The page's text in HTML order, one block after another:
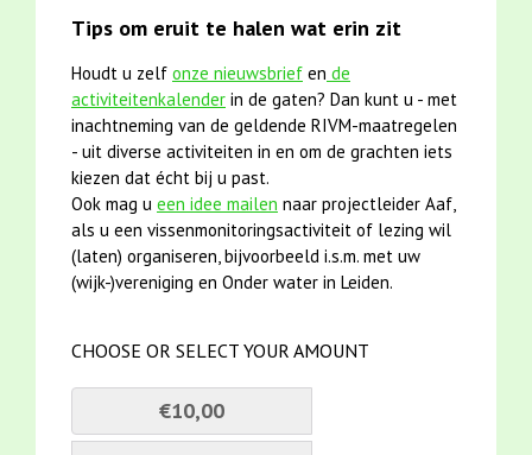
Tips om eruit te halen wat erin zit
Houdt u zelf onze nieuwsbrief en de
activiteitenkalender in de gaten? Dan kunt u - met
inachtneming van de geldende RIVM-maatregelen
- uit diverse activiteiten in en om de grachten iets
kiezen dat écht bij u past.
Ook mag u een idee mailen naar projectleider Aaf,
als u een vissenmonitoringsactiviteit of lezing wil
(laten) organiseren, bijvoorbeeld i.s.m. met uw
(wijk-)vereniging en Onder water in Leiden.
CHOOSE OR SELECT YOUR AMOUNT
€10,00